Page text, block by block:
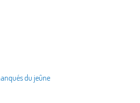
du jeûne